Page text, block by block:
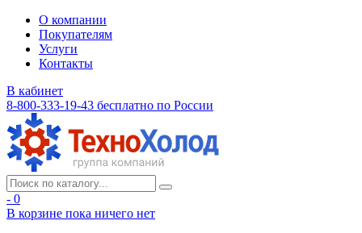
О компании
Покупателям
Услуги
Контакты
В кабинет
8-800-333-19-43 бесплатно по России
- 0
В корзине пока ничего нет